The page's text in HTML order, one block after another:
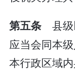
第五条县
应当会同本
本行政区域